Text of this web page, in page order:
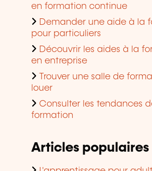
en formation continue
Demander une aide à la
pour particuliers
Découvrir les aides à la
en entreprise
Trouver une salle de
louer
Consulter les tendances
formation
Articles populaires